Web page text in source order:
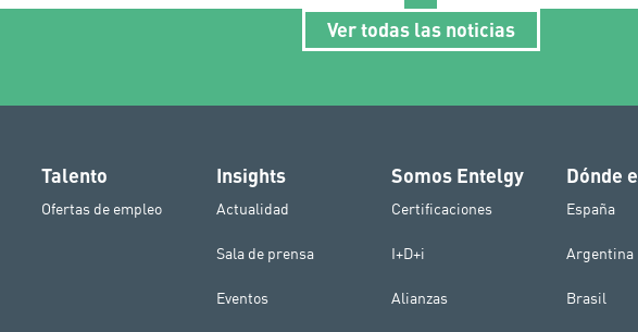
Ver todas las noticias
Talento
Ofertas de empleo
Insights
Actualidad
Sala de prensa
Eventos
Somos Entelgy
Certificaciones
I+D+i
Alianzas
Dónde
España
Argentina
Brasil